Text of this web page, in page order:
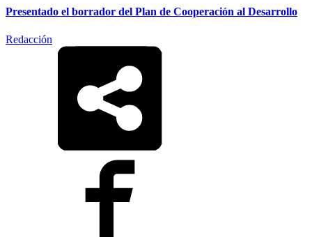
Presentado el borrador del Plan de Cooperación al Desarrollo
Redacción